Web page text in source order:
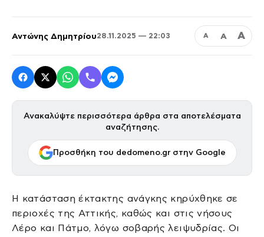
Αντώνης Δημητρίου28.11.2025 — 22:03 Α Α Α
Ανακαλύψτε περισσότερα άρθρα στα αποτελέσματα
αναζήτησης.
Προσθήκη του dedomeno.gr στην Google
Η κατάσταση έκτακτης ανάγκης κηρύχθηκε σε
περιοχές της Αττικής, καθώς και στις νήσους
Λέρο και Πάτμο, λόγω σοβαρής λειψυδρίας. Οι